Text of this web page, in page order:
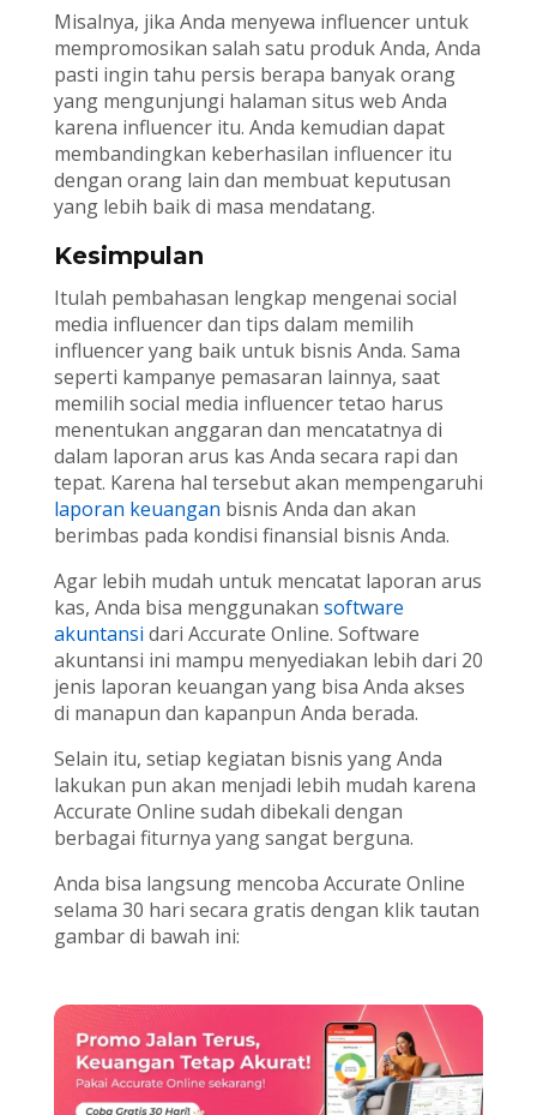
Misalnya, jika Anda menyewa influencer untuk
mempromosikan salah satu produk Anda, Anda
pasti ingin tahu persis berapa banyak orang
yang mengunjungi halaman situs web Anda
karena influencer itu. Anda kemudian dapat
membandingkan keberhasilan influencer itu
dengan orang lain dan membuat keputusan
yang lebih baik di masa mendatang.
Kesimpulan
Itulah pembahasan lengkap mengenai social
media influencer dan tips dalam memilih
influencer yang baik untuk bisnis Anda. Sama
seperti kampanye pemasaran lainnya, saat
memilih social media influencer tetao harus
menentukan anggaran dan mencatatnya di
dalam laporan arus kas Anda secara rapi dan
tepat. Karena hal tersebut akan mempengaruhi
laporan keuangan bisnis Anda dan akan
berimbas pada kondisi finansial bisnis Anda.
Agar lebih mudah untuk mencatat laporan arus
kas, Anda bisa menggunakan software
akuntansi dari Accurate Online. Software
akuntansi ini mampu menyediakan lebih dari 20
jenis laporan keuangan yang bisa Anda akses
di manapun dan kapanpun Anda berada.
Selain itu, setiap kegiatan bisnis yang Anda
lakukan pun akan menjadi lebih mudah karena
Accurate Online sudah dibekali dengan
berbagai fiturnya yang sangat berguna.
Anda bisa langsung mencoba Accurate Online
selama 30 hari secara gratis dengan klik tautan
gambar di bawah ini: